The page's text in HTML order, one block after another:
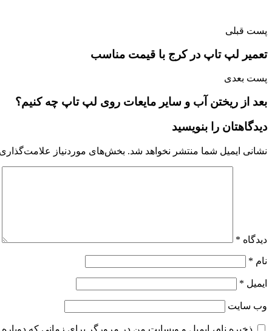
پست قبلی
تعمیر لپ تاپ در کرج با قیمت مناسب
پست بعدی
بعد از ریختن آب و سایر مایعات روی لپ تاپ چه کنیم؟
دیدگاهتان را بنویسید
نشانی ایمیل شما منتشر نخواهد شد. بخش‌های موردنیاز
دیدگاه *
نام *
ایمیل *
وب‌ سایت
ذخیره نام، ایمیل و وبسایت من در مرورگر برای زمانی که